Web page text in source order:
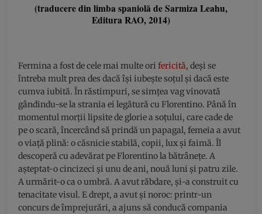
(traducere din limba spaniolă de Sarmiza Leahu,
Editura RAO, 2014)
Fermina a fost de cele mai multe orifericită, deși se
întreba mult prea des dacă își iubește soțul și dacă este
cumva iubită. În răstimpuri, se simțea vag vinovată
gândindu-se la strania ei legătură cu Florentino. Până în
momentul morții lipsite de glorie a soțului, care cade de
pe o scară, încercând să prindă un papagal, femeia a avut
o viață plină: o căsnicie stabilă, copii, lux și faimă. Îl
descoperă cu adevărat pe Florentino la bătrânețe. A
așteptat-o cincizeci și unu de ani, nouă luni și patru zile.
A urmărit-o ca o umbră. A avut răbdare, și-a construit cu
tenacitate visul. E drept, a avut și noroc: printr-un
concurs de împrejurări, a ajuns să conducă compania